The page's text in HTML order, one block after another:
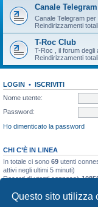
Questo sito utilizza
Canale Telegram
Canale Telegram
Reindirizzamenti
T-Roc Club
T-Roc , il forum degli
Reindirizzamenti
LOGIN • ISCRIVITI
Nome utente:
Password:
Ho dimenticato la password
CHI C’È IN LINEA
In totale ci sono 69 utenti
attivi negli ultimi 5 minuti)
Record di utenti connessi:
STATISTICHE